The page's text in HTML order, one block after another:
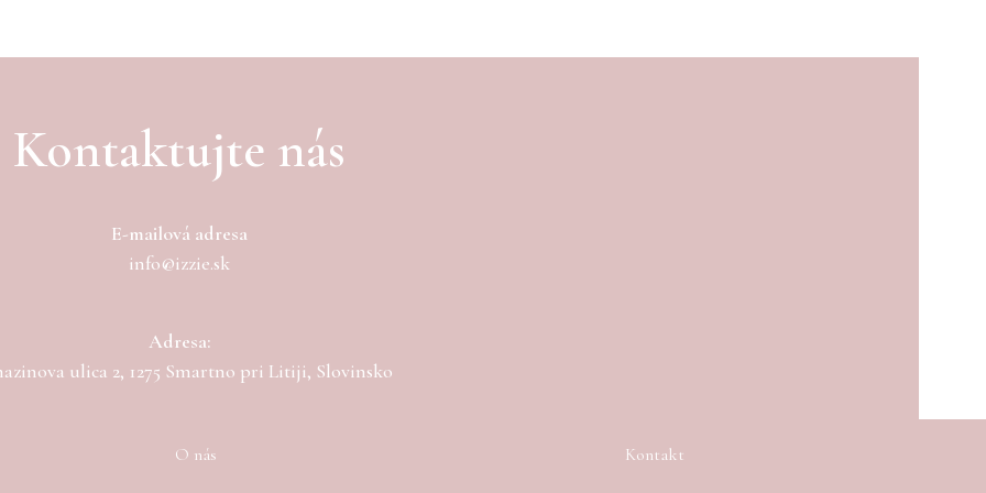
Kontaktujte nás
E-mailová adresa
info@izzie.sk
Adresa:
ulica 2, 1275 Smartno pri Litiji, Slovinsko
O nás Kontakt